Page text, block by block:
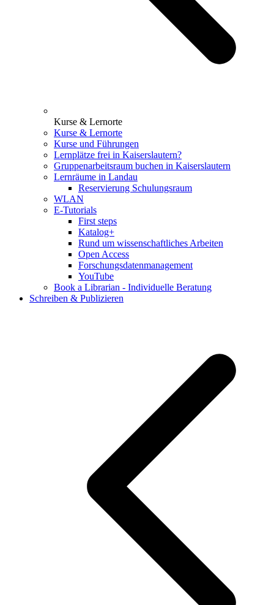
Kurse & Lernorte
Kurse & Lernorte
Kurse und Führungen
Lernplätze frei in Kaiserslautern?
Gruppenarbeitsraum buchen in Kaiserslautern
Lernräume in Landau
Reservierung Schulungsraum
WLAN
E-Tutorials
First steps
Katalog+
Rund um wissenschaftliches Arbeiten
Open Access
Forschungsdatenmanagement
YouTube
Book a Librarian - Individuelle Beratung
Schreiben & Publizieren